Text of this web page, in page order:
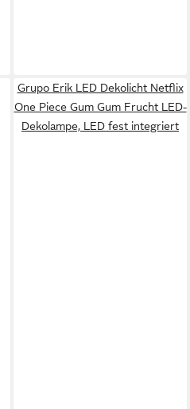
Grupo Erik LED Dekolicht Netflix
One Piece Gum Gum Frucht LED-
Dekolampe, LED fest integriert